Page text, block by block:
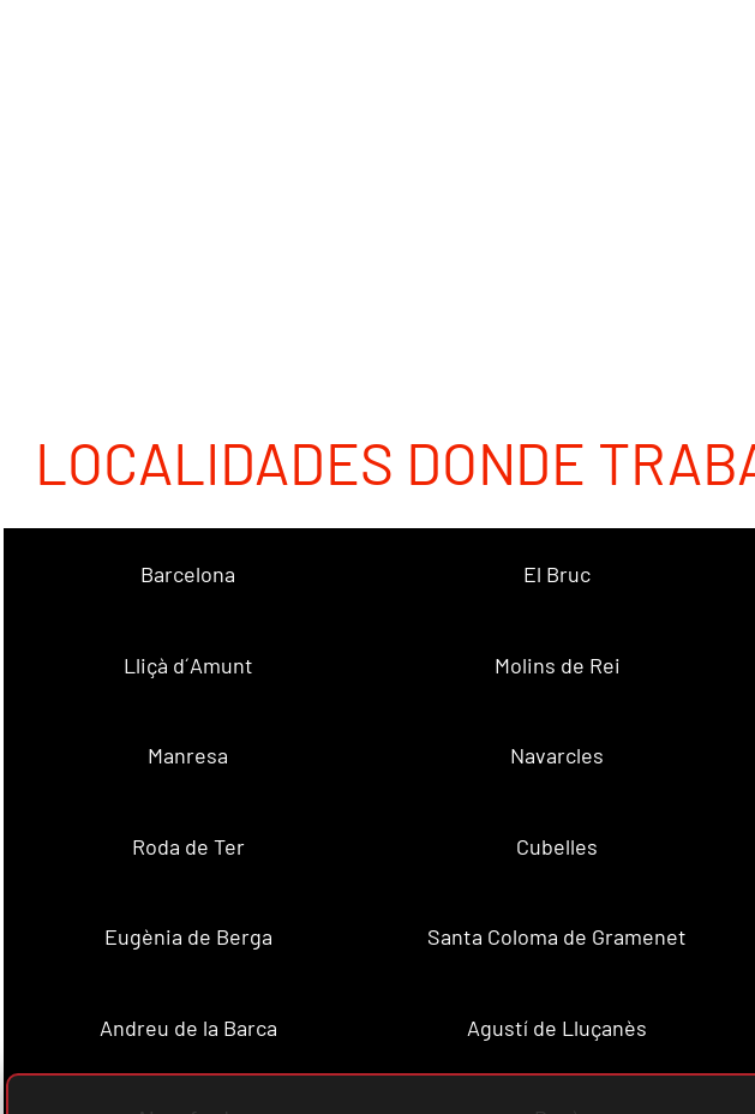
LOCALIDADES DONDE
Barcelona El Bruc
Lliçà d´Amunt Molins de Rei
Manresa Navarcles
Roda de Ter Cubelles
Eugènia de Berga Santa Coloma de Gramenet
Andreu de la Barca Agustí de Lluçanès